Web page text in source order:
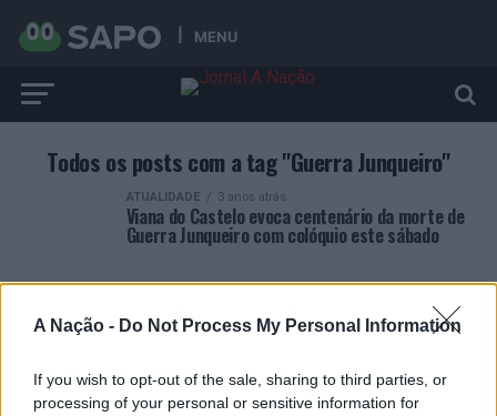
A Nação - Do Not Process My Personal Information
If you wish to opt-out of the sale, sharing to third parties, or
processing of your personal or sensitive information for
MENU
Todos os posts com a tag "Guerra Junqueiro"
ATUALIDADE 3 anos atrás
Viana do Castelo evoca centenário da morte de
Guerra Junqueiro com colóquio este sábado
ARTIGOS RECENTES